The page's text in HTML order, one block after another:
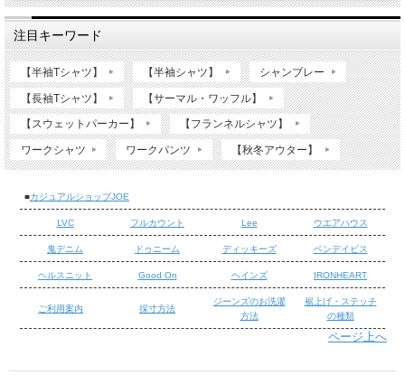
注目キーワード
【半袖Tシャツ】 【半袖シャツ】 シャンブレー
【長袖Tシャツ】 【サーマル・ワッフル】
【スウェットパーカー】 【フランネルシャツ】
ワークシャツ ワークパンツ 【秋冬アウター】
■カジュアルショップJOE
LVC フルカウント Lee ウエアハウス
鬼デニム ドゥニーム ディッキーズ ベンデイビス
ヘルスニット Good On ヘインズ IRONHEART
ご利用案内 採寸方法
ジーンズのお洗濯
方法
裾上げ・ステッチ
の種類
ページ上へ